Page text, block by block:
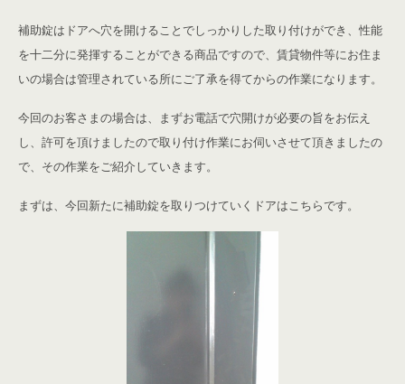
補助錠はドアへ穴を開けることでしっかりした取り付けができ、性能
を十二分に発揮することができる商品ですので、賃貸物件等にお住ま
いの場合は管理されている所にご了承を得てからの作業になります。
今回のお客さまの場合は、まずお電話で穴開けが必要の旨をお伝え
し、許可を頂けましたので取り付け作業にお伺いさせて頂きましたの
で、その作業をご紹介していきます。
まずは、今回新たに補助錠を取りつけていくドアはこちらです。